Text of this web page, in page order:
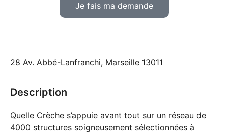
Je fais ma demande
28 Av. Abbé-Lanfranchi, Marseille 13011
Description
Quelle Crèche s’appuie avant tout sur un réseau de
4000 structures soigneusement sélectionnées à